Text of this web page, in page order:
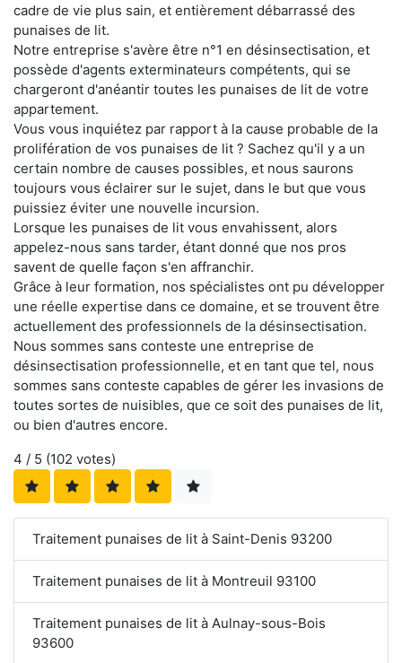
cadre de vie plus sain, et entièrement débarrassé des
punaises de lit.
Notre entreprise s'avère être n°1 en désinsectisation, et
possède d'agents exterminateurs compétents, qui se
chargeront d'anéantir toutes les punaises de lit de votre
appartement.
Vous vous inquiétez par rapport à la cause probable de la
prolifération de vos punaises de lit ? Sachez qu'il y a un
certain nombre de causes possibles, et nous saurons
toujours vous éclairer sur le sujet, dans le but que vous
puissiez éviter une nouvelle incursion.
Lorsque les punaises de lit vous envahissent, alors
appelez-nous sans tarder, étant donné que nos pros
savent de quelle façon s'en affranchir.
Grâce à leur formation, nos spécialistes ont pu développer
une réelle expertise dans ce domaine, et se trouvent être
actuellement des professionnels de la désinsectisation.
Nous sommes sans conteste une entreprise de
désinsectisation professionnelle, et en tant que tel, nous
sommes sans conteste capables de gérer les invasions de
toutes sortes de nuisibles, que ce soit des punaises de lit,
ou bien d'autres encore.
4 / 5 (102 votes)
Traitement punaises de lit à Saint-Denis 93200
Traitement punaises de lit à Montreuil 93100
Traitement punaises de lit à Aulnay-sous-Bois
93600